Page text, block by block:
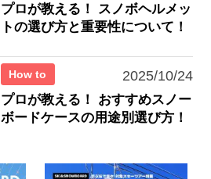
プロが教える！ スノボヘルメッ
トの選び方と重要性について！
How to 2025/10/24
プロが教える！ おすすめスノー
ボードケースの用途別選び方！